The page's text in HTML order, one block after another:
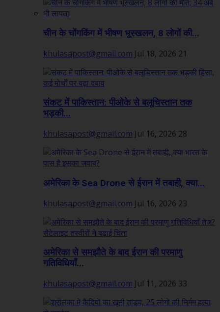
चीन के चोंगकिंग में भीषण भूस्खलन, 8 लोगों की...
khulasapost@gmail.com Jul 18, 2026 21
संकट में पाकिस्तान: पीओके से बलूचिस्तान तक
भड़की...
khulasapost@gmail.com Jul 16, 2026 28
अमेरिका के Sea Drone से ईरान में तबाही, क्या...
khulasapost@gmail.com Jul 16, 2026 23
अमेरिका से समझौते के बाद ईरान की परमाणु
गतिविधियाँ...
khulasapost@gmail.com Jul 11, 2026 33